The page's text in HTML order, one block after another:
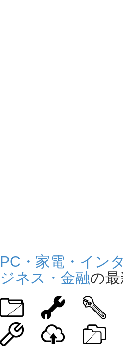
PC・家電・イン
ジネス・金融の